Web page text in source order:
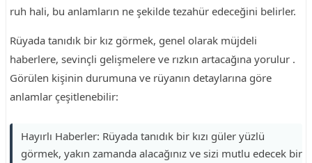
ruh hali, bu anlamların ne şekilde tezahür edeceğini belirler.
Rüyada tanıdık bir kız görmek, genel olarak müjdeli
haberlere, sevinçli gelişmelere ve rızkın artacağına yorulur .
Görülen kişinin durumuna ve rüyanın detaylarına göre
anlamlar çeşitlenebilir:
Hayırlı Haberler: Rüyada tanıdık bir kızı güler yüzlü
görmek, yakın zamanda alacağınız ve sizi mutlu edecek bir